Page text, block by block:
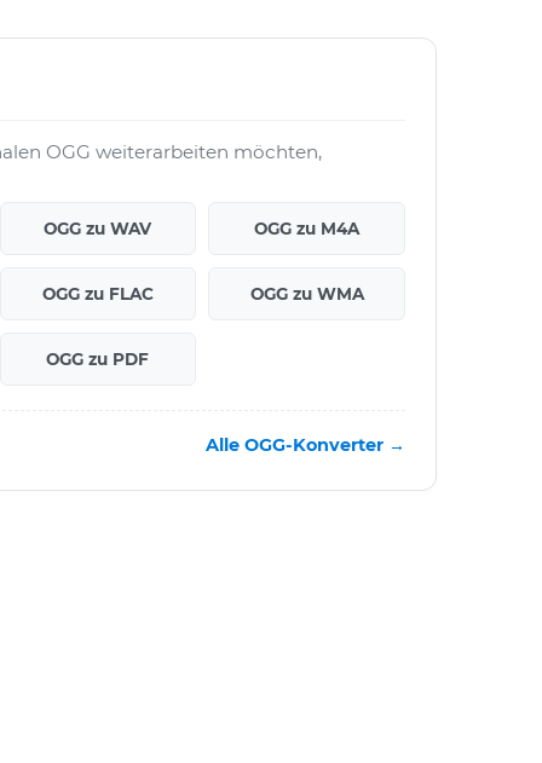
OGG weiterarbeiten möchten,
OGG zu WAV OGG zu M4A
OGG zu FLAC OGG zu WMA
OGG zu PDF
Alle OGG-Konverter →